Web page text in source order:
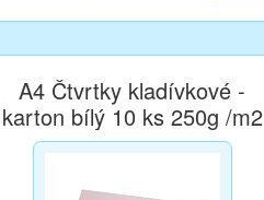
A4 Čtvrtky kladívkové -
karton bílý 10 ks 250g /m2